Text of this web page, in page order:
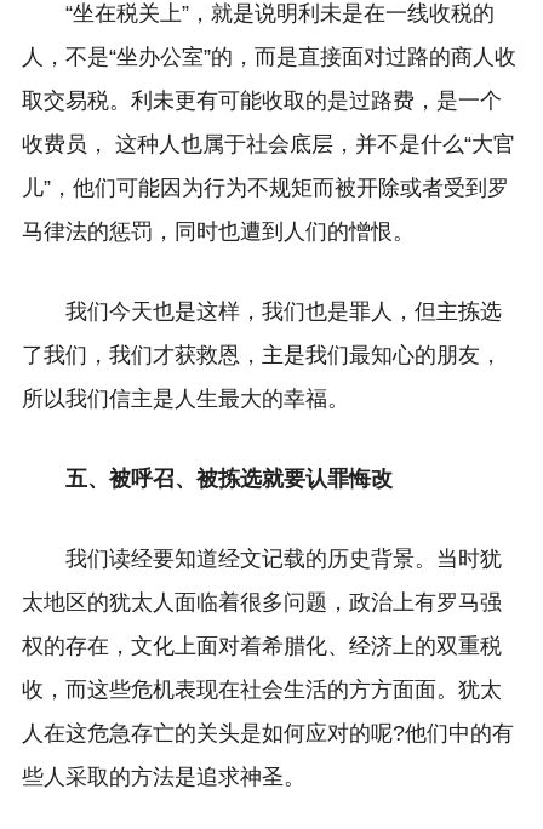
“坐在税关上”，就是说明利未是在一线收税的
人，不是“坐办公室”的，而是直接面对过路的商人收
取交易税。利未更有可能收取的是过路费，是一个
收费员， 这种人也属于社会底层，并不是什么“大官
儿”，他们可能因为行为不规矩而被开除或者受到罗
马律法的惩罚，同时也遭到人们的憎恨。
我们今天也是这样，我们也是罪人，但主拣选
了我们，我们才获救恩，主是我们最知心的朋友，
所以我们信主是人生最大的幸福。
五、被呼召、被拣选就要认罪悔改
我们读经要知道经文记载的历史背景。 当时犹
太地区的犹太人面临着很多问题，政治上有罗马强
权的存在，文化上面对着希腊化、经济上的双重税
收，而这些危机表现在社会生活的方方面面。犹太
人在这危急存亡的关头是如何应对的呢?他们中的有
些人采取的方法是追求神圣。